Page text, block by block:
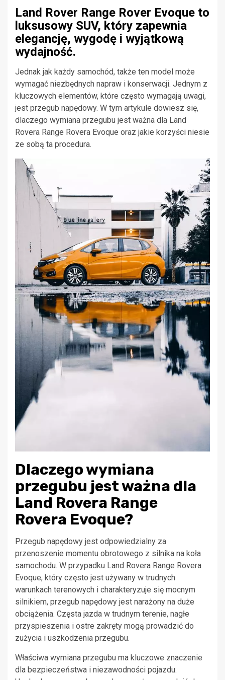
Land Rover Range Rover Evoque to
luksusowy SUV, który zapewnia
elegancję, wygodę i wyjątkową
wydajność.
Jednak jak każdy samochód, także ten model może
wymagać niezbędnych napraw i konserwacji. Jednym z
kluczowych elementów, które często wymagają uwagi,
jest przegub napędowy. W tym artykule dowiesz się,
dlaczego wymiana przegubu jest ważna dla Land
Rovera Range Rovera Evoque oraz jakie korzyści niesie
ze sobą ta procedura.
Dlaczego wymiana
przegubu jest ważna dla
Land Rovera Range
Rovera Evoque?
Przegub napędowy jest odpowiedzialny za
przenoszenie momentu obrotowego z silnika na koła
samochodu. W przypadku Land Rovera Range Rovera
Evoque, który często jest używany w trudnych
warunkach terenowych i charakteryzuje się mocnym
silnikiem, przegub napędowy jest narażony na duże
obciążenia. Częsta jazda w trudnym terenie, nagłe
przyspieszenia i ostre zakręty mogą prowadzić do
zużycia i uszkodzenia przegubu.
Właściwa wymiana przegubu ma kluczowe znaczenie
dla bezpieczeństwa i niezawodności pojazdu.